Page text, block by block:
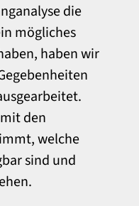
die
mögliches
haben wir
den
welche
sind und